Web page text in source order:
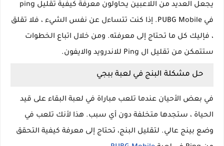
يجعل العديد من اللاعبين يحاولون معرفة كيفية تقليل ping
في PUBG Mobile. إذا كنت تتساءل عن نفس الشيء ، فلا تقلق
، فإليك كل ما تحتاج إلى معرفته. ومن خلال اتباع الخطوات
ستتمكن من تقليل ال Ping للاندرويد والايفون.
حل مشكلة البنج في لعبة ببجي
في بعض الأحيان عندما تلعب مباراة في لعبة البقاء على قيد
الحياة ، ستجدها متخلفة دون أي سبب. هذا لأنك تلعب في
وضع بينج عالي. لتقليل البنج، تحتاج إلى معرفة كيفية التحقق